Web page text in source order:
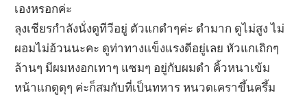
เองหรอกค่ะ
ลุงเชียรกำลังนั่งดูทีวีอยู่ ตัวแกดำๆค่ะ ดำมาก ดูไม่สูง ไม่
ผอมไม่อ้วนนะคะ ดูท่าทางแข็งแรงดีอยู่เลย หัวแกเถิกๆ
ล้านๆ มีผมหงอกเทาๆ แซมๆ อยู่กับผมดำ คิ้วหนาเข้ม
หน้าแกดูดุๆ ค่ะก็สมกับที่เป็นทหาร หนวดเคราขึ้นครึ้ม